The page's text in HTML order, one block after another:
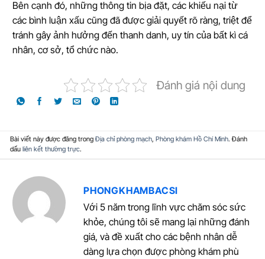
Bên cạnh đó, những thông tin bịa đặt, các khiếu nại từ
các bình luận xấu cũng đã được giải quyết rõ ràng, triệt để
tránh gây ảnh hưởng đến thanh danh, uy tín của bất kì cá
nhân, cơ sở, tổ chức nào.
Đánh giá nội dung
Bài viết này được đăng trongĐịa chỉ phòng mạch, Phòng khám Hồ Chí Minh. Đánh
dấu liên kết thường trực.
PHONGKHAMBACSI
Với 5 năm trong lĩnh vực chăm sóc sức
khỏe, chúng tôi sẽ mang lại những đánh
giá, và đề xuất cho các bệnh nhân dễ
dàng lựa chọn được phòng khám phù